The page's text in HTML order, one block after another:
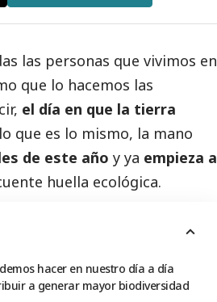
las personas que vivimos en
que lo hacemos las
el día en que la tierra
que es lo mismo, la mano
de este año y ya empieza a
huella ecológica.
hacer en nuestro día a día
a generar mayor biodiversidad​